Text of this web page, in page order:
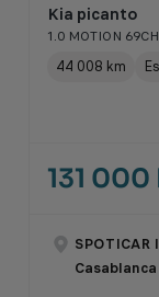
Kia picanto
1.0 MOTION
44 008 km
131 000
SPOTICAR
Casablanca